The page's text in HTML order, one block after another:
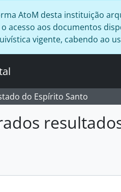
AtoM desta instituição
o acesso aos documentos
vigente, cabendo ao
do Espírito Santo